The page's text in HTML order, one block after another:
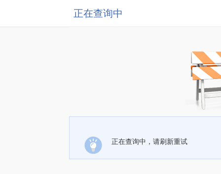
正在查询中
正在查询中，请刷新重试